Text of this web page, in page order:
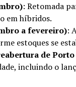
: Retomada
em híbridos.
a fevereiro):
estoques se
de
incluindo o